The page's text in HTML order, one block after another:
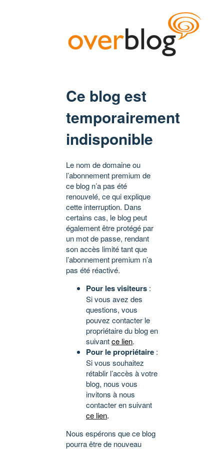
Ce blog est
temporairement
indisponible
Le nom de domaine ou
l’abonnement premium de
ce blog n’a pas été
renouvelé, ce qui explique
cette interruption. Dans
certains cas, le blog peut
également être protégé par
un mot de passe, rendant
son accès limité tant que
l’abonnement premium n’a
pas été réactivé.
Pour les visiteurs :
Si vous avez des
questions, vous
pouvez contacter le
propriétaire du blog en
suivantce lien.
Pour le propriétaire :
Si vous souhaitez
rétablir l’accès à votre
blog, nous vous
invitons à nous
contacter en suivant
ce lien.
Nous espérons que ce blog
pourra être de nouveau